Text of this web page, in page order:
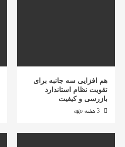
هم افزایی سه جانبه برای
تقویت نظام استاندارد
بازرسی و کیفیت